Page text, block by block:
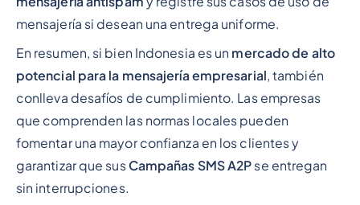
mensajería si desean una entrega uniforme.
En resumen, si bien Indonesia es un mercado de alto
potencial para la mensajería empresarial, también
conlleva desafíos de cumplimiento. Las empresas
que comprenden las normas locales pueden
fomentar una mayor confianza en los clientes y
garantizar que sus Campañas SMS A2P se entregan
sin interrupciones.